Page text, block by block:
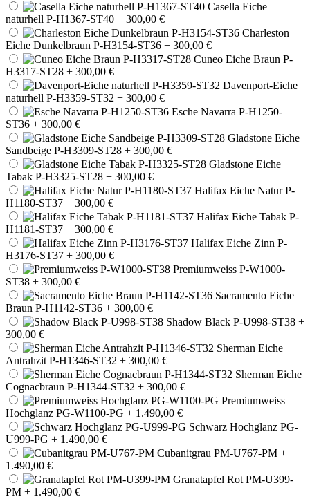
Casella Eiche
naturhell P-H1367-ST40 + 300,00 €
Charleston
Eiche Dunkelbraun P-H3154-ST36 + 300,00 €
Cuneo Eiche Braun P-
H3317-ST28 + 300,00 €
Davenport-Eiche
naturhell P-H3359-ST32 + 300,00 €
Esche Navarra P-H1250-
ST36 + 300,00 €
Gladstone Eiche
Sandbeige P-H3309-ST28 + 300,00 €
Gladstone Eiche
Tabak P-H3325-ST28 + 300,00 €
Halifax Eiche Natur P-
H1180-ST37 + 300,00 €
Halifax Eiche Tabak P-
H1181-ST37 + 300,00 €
Halifax Eiche Zinn P-
H3176-ST37 + 300,00 €
Premiumweiss P-W1000-
ST38 + 300,00 €
Sacramento Eiche
Braun P-H1142-ST36 + 300,00 €
Shadow Black P-U998-ST38 +
300,00 €
Sherman Eiche
Antrahzit P-H1346-ST32 + 300,00 €
Sherman Eiche
Cognacbraun P-H1344-ST32 + 300,00 €
Premiumweiss
Hochglanz PG-W1100-PG + 1.490,00 €
Schwarz Hochglanz PG-
U999-PG + 1.490,00 €
Cubanitgrau PM-U767-PM +
1.490,00 €
Granatapfel Rot PM-U399-
PM + 1.490,00 €